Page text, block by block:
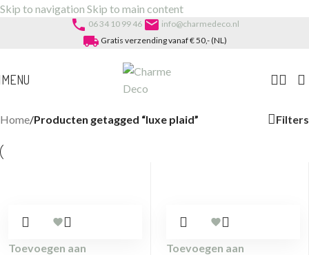
Skip to navigation Skip to main content
phone 06 34 10 99 46 email info@charmedeco.nl
local_shipping Gratis verzending vanaf € 50,- (NL)
MENU
Home/Producten getagged “luxe plaid” Filters
Toevoegen aan
Toevoegen aan